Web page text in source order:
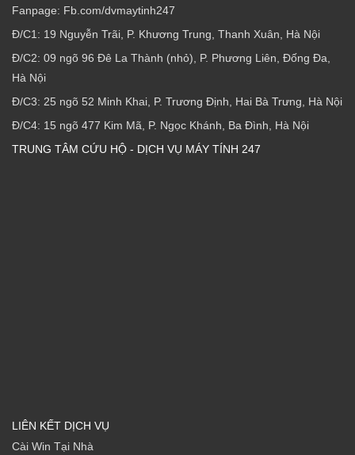
Fanpage: Fb.com/dvmaytinh247
Đ/C1: 19 Nguyễn Trãi, P. Khương Trung, Thanh Xuân, Hà Nội
Đ/C2: 09 ngõ 96 Đê La Thành (nhỏ), P. Phương Liên, Đống Đa,
Hà Nội
Đ/C3: 25 ngõ 52 Minh Khai, P. Trương Định, Hai Bà Trưng, Hà Nội
Đ/C4: 15 ngõ 477 Kim Mã, P. Ngọc Khánh, Ba Đình, Hà Nội
TRUNG TÂM CỨU HỘ - DỊCH VỤ MÁY TÍNH 247
LIÊN KẾT DỊCH VỤ
Cài Win Tại Nhà